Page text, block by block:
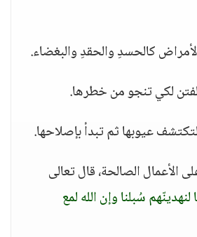
سُبلنا وإن الله لمع